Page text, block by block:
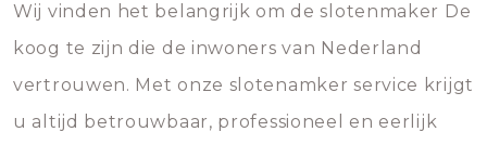
Wij vinden het belangrijk om de slotenmaker De
koog te zijn die de inwoners van Nederland
vertrouwen. Met onze slotenamker service krijgt
u altijd betrouwbaar, professioneel en eerlijk